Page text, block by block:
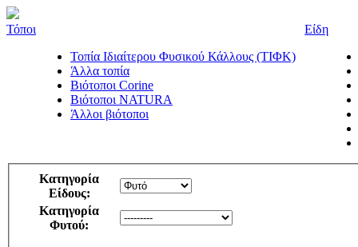
Τόποι
Τοπία Ιδιαίτερου Φυσικού Κάλλους (ΤΙΦΚ)
Άλλα τοπία
Βιότοποι Corine
Βιότοποι NATURA
Άλλοι βιότοποι
Είδη
Κατηγορία
Είδους:
Κατηγορία
Φυτού: